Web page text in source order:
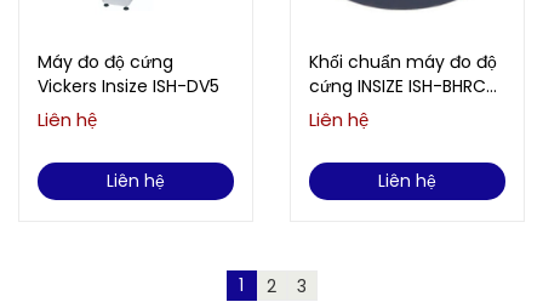
Máy đo độ cứng
Vickers Insize ISH-DV5
Liên hệ
Liên hệ
Khối chuẩn máy đo độ
cứng INSIZE ISH-BHRC3
(60-65HRC)
Liên hệ
Liên hệ
1 2 3